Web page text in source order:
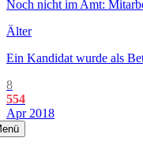
Noch nicht im Amt:
Älter
Ein Kandidat wurde als
8
554
Apr 2018